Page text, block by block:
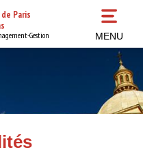
Paris
Gestion MENU